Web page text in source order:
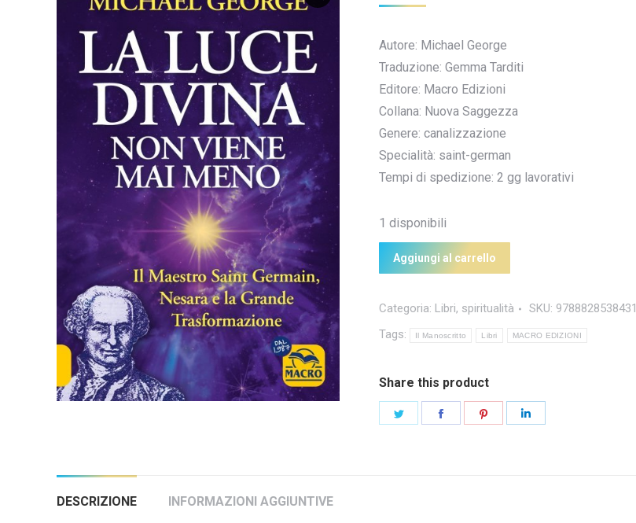
Autore: Michael George
Traduzione: Gemma Tarditi
Editore: Macro Edizioni
Collana: Nuova Saggezza
Genere: canalizzazione
Specialità: saint-german
Tempi di spedizione: 2 gg lavorativi
1 disponibili
Aggiungi al carrello
Categoria: Libri, spiritualità SKU: 9788828538431
Tags:
Il Manoscritto Libri MACRO EDIZIONI
Share this product
Condividi Condividi Condividi
DESCRIZIONE INFORMAZIONI AGGIUNTIVE